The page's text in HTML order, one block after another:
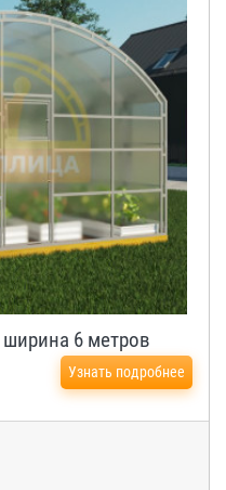
6 метров
Узнать подробнее